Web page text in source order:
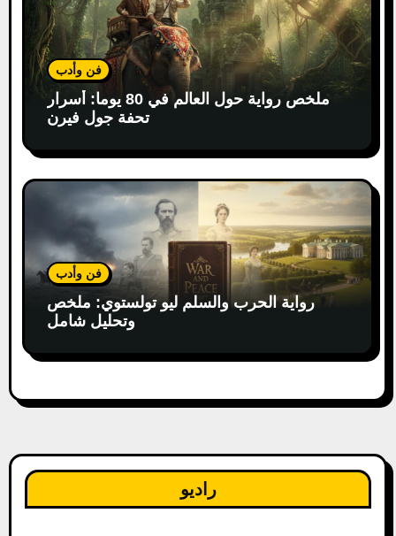
فن وأدب
ملخص رواية حول العالم في 80 يوما: أسرار
تحفة جول فيرن
فن وأدب
رواية الحرب والسلم ليو تولستوي: ملخص
وتحليل شامل
راديو